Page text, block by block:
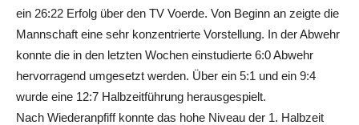
ein 26:22 Erfolg über den TV Voerde. Von Beginn an zeigte die
Mannschaft eine sehr konzentrierte Vorstellung. In der Abwehr
konnte die in den letzten Wochen einstudierte 6:0 Abwehr
hervorragend umgesetzt werden. Über ein 5:1 und ein 9:4
wurde eine 12:7 Halbzeitführung herausgespielt.
Nach Wiederanpfiff konnte das hohe Niveau der 1. Halbzeit